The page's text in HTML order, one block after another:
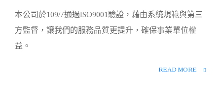
0
本公司於109/7通過ISO9001驗證，藉由系統規範與第三
方監督，讓我們的服務品質更提升，確保事業單位權
益。
READ MORE